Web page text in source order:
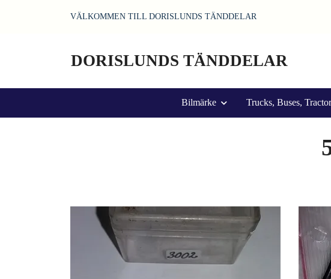
VÄLKOMMEN TILL DORISLUNDS TÄNDDELAR
DORISLUNDS TÄNDDELAR
Bilmärke Trucks, Buses,